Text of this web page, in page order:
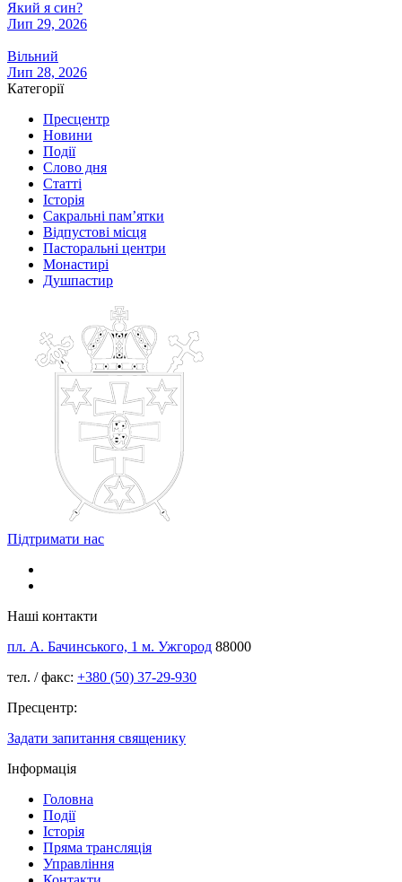
Який я син?
Лип 29, 2026
Вільний
Лип 28, 2026
Категорії
Пресцентр
Новини
Події
Слово дня
Статті
Історія
Сакральні пам’ятки
Відпустові місця
Пасторальні центри
Монастирі
Душпастир
Підтримати нас
Наші контакти
пл. А. Бачинського, 1 м. Ужгород 88000
тел. / факс: +380 (50) 37-29-930
Пресцентр:
Задати запитання священику
Інформація
Головна
Події
Історія
Пряма трансляція
Управління